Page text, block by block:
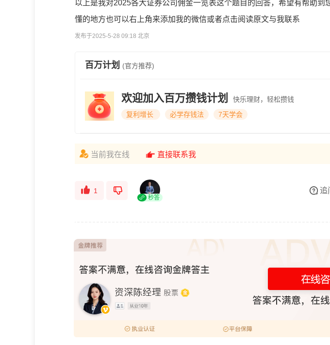
以上是我对2025各大证券公司佣金一览表​这个题目的回答，希望有帮助到
懂的地方也可以右上角来添加我的微信或者点击阅读原文与我联系
发布于2025-5-28 09:18 北京
百万计划 (官方推荐)
欢迎加入百万攒钱计划
快乐理财，轻松攒钱
复利增长
必学存钱法 7天学会
当前我在线 直接联系我
1
秒答
追